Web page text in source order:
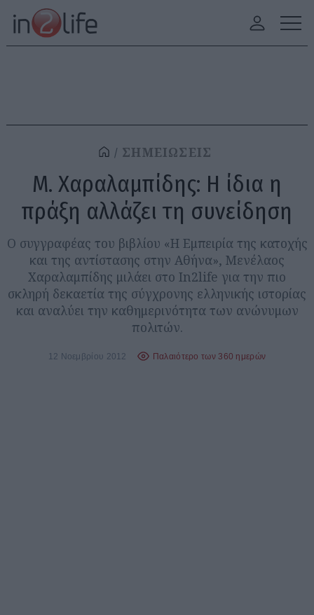
ΣΗΜΕΙΩΣΕΙΣ
Μ. Χαραλαμπίδης: Η ίδια η
πράξη αλλάζει τη συνείδηση
Ο συγγραφέας του βιβλίου «Η Εμπειρία της κατοχής
και της αντίστασης στην Αθήνα», Μενέλαος
Χαραλαμπίδης μιλάει στο In2life για την πιο
σκληρή δεκαετία της σύγχρονης ελληνικής ιστορίας
και αναλύει την καθημερινότητα των ανώνυμων
πολιτών.
12 Νοεμβρίου 2012 Παλαιότερο των 360 ημερών